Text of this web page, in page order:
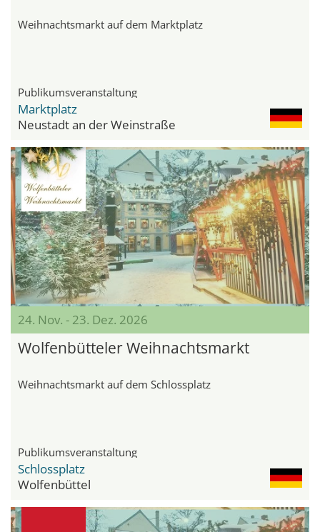
Weihnachtsmarkt auf dem Marktplatz
Publikumsveranstaltung
Marktplatz
Neustadt an der Weinstraße
24. Nov. - 23. Dez. 2026
Wolfenbütteler Weihnachtsmarkt
Weihnachtsmarkt auf dem Schlossplatz
Publikumsveranstaltung
Schlossplatz
Wolfenbüttel